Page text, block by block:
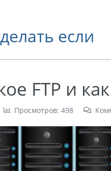
если
FTP и
Просмотров: 498